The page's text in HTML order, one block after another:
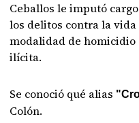
Ceballos le imputó
los delitos contra la
modalidad de homicidio
ilícita.
Se conoció qué alias
Colón.